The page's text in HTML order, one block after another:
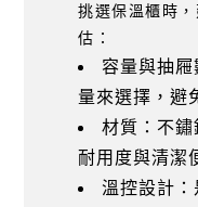
挑選保溫櫃時
估：
容量與抽
量來選擇，避
材質：不
耐用度與清潔
溫控設計